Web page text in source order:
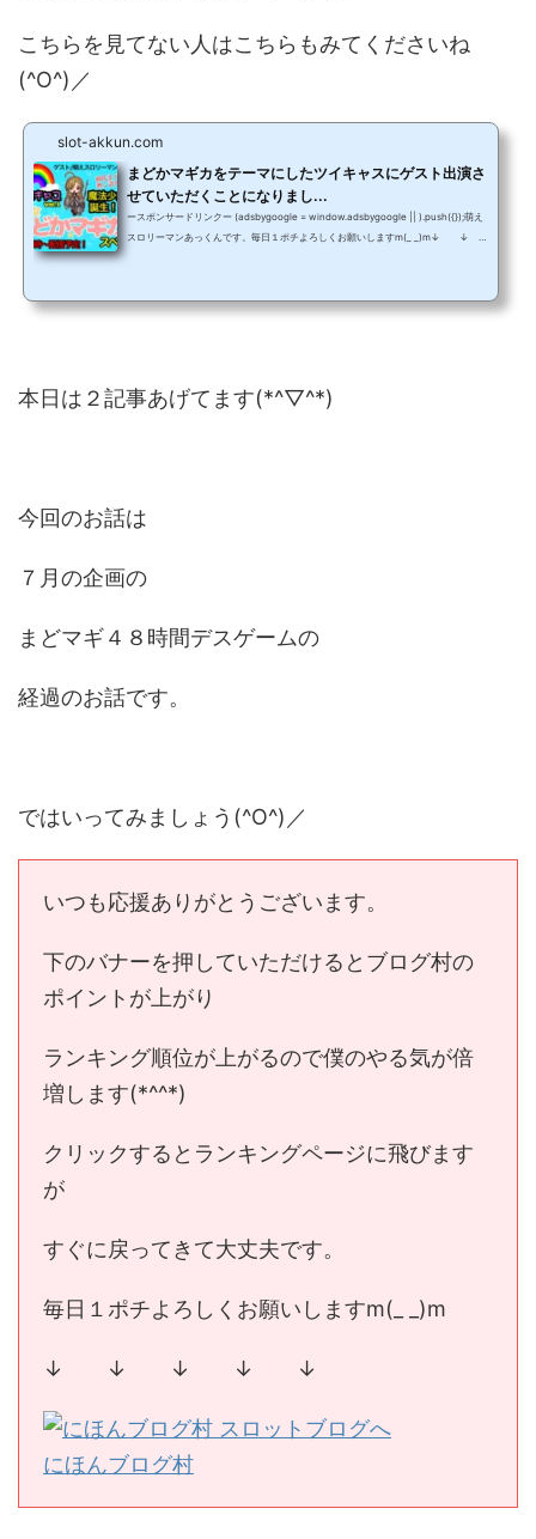
こちらを見てない人はこちらもみてくださいね
(^O^)／
slot-akkun.com
まどかマギカをテーマにしたツイキャスにゲスト出演さ
せていただくことになりまし...
ースポンサードリンクー (adsbygoogle = window.adsbygoogle || ).push({});萌え
スロリーマンあっくんです。毎日１ポチよろしくお願いしますm(_ _)m↓ ↓
（ツイキャス）にゲスト出演します。ラジオ番組みたいなツイキャスで内容はもち
本日は２記事あげてます(*^▽^*)
今回のお話は
７月の企画の
まどマギ４８時間デスゲームの
経過のお話です。
ではいってみましょう(^O^)／
いつも応援ありがとうございます。
下のバナーを押していただけるとブログ村の
ポイントが上がり
ランキング順位が上がるので僕のやる気が倍
増します(*^^*)
クリックするとランキングページに飛びます
が
すぐに戻ってきて大丈夫です。
毎日１ポチよろしくお願いしますm(_ _)m
↓ ↓ ↓ ↓ ↓
にほんブログ村